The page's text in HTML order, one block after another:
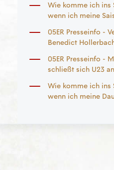
Wie komme ich ins
wenn ich meine
05ER Presseinfo -
Benedict
05ER Presseinfo -
schließt sich U23 an
Wie komme ich ins
wenn ich meine